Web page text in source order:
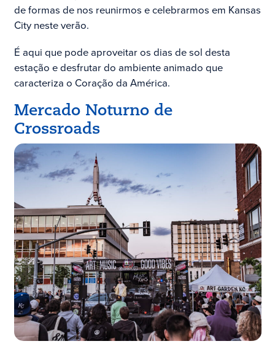
de formas de nos reunirmos e celebrarmos em Kansas
City neste verão.
É aqui que pode aproveitar os dias de sol desta
estação e desfrutar do ambiente animado que
caracteriza o Coração da América.
Mercado Noturno de
Crossroads